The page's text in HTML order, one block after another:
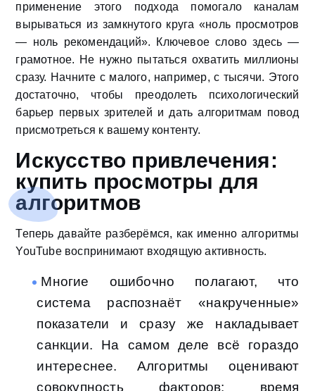
применение этого подхода помогало каналам
вырываться из замкнутого круга «ноль просмотров
— ноль рекомендаций». Ключевое слово здесь —
грамотное. Не нужно пытаться охватить миллионы
сразу. Начните с малого, например, с тысячи. Этого
достаточно, чтобы преодолеть психологический
барьер первых зрителей и дать алгоритмам повод
присмотреться к вашему контенту.
Искусство привлечения:
купить просмотры для
алгоритмов
Теперь давайте разберёмся, как именно алгоритмы
YouTube воспринимают входящую активность.
Многие ошибочно полагают, что
система распознаёт «накрученные»
показатели и сразу же накладывает
санкции. На самом деле всё гораздо
интереснее. Алгоритмы оценивают
совокупность факторов: время